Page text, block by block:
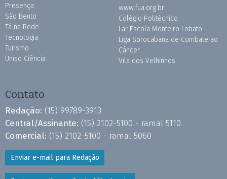
Presença
São Bento
Tá na Rede
Tecnologia
Turismo
Uniso Ciência
www.fua.org.br
Colégio Politécnico
Lar Escola Monteiro Lobato
Liga Sorocabana de Combate ao
Câncer
Vila dos Velhinhos
Contato
Redação: (15) 99789-3913
Central/Assinante: (15) 2102-5100 - ramal 5110
Comercial: (15) 2102-5100 - ramal 5060
Enviar e-mail para Redação